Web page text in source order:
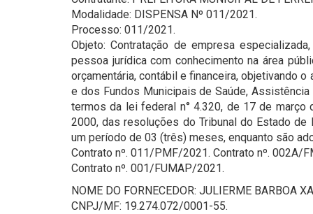
Modalidade: DISPENSA Nº 011/2021.
Processo: 011/2021.
Objeto: Contratação de empresa
pessoa jurídica com conhecimento na área
orçamentária, contábil e financeira, objetivando
e dos Fundos Municipais de Saúde,
termos da lei federal n° 4.320, de 17 de
2000, das resoluções do Tribunal do Estado
um período de 03 (três) meses, enquanto são
Contrato nº. 011/PMF/2021. Contrato nº. 002A/
Contrato nº. 001/FUMAP/2021.
NOME DO FORNECEDOR: JULIERME BARBOA
CNPJ/MF: 19.274.072/0001-55.